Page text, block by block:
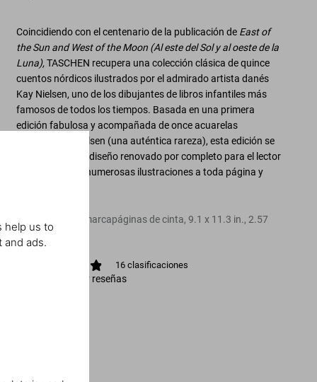
help us to
and ads.
Coincidiendo con el centenario de la publicación de East of
the Sun and West of the Moon (Al este del Sol y al oeste de la
Luna),TASCHEN recupera una colección clásica de quince
cuentos nórdicos ilustrados por el admirado artista danés
Kay Nielsen, uno de los dibujantes de libros infantiles más
famosos de todos los tiempos. Basada en una primera
edición fabulosa y acompañada de once acuarelas
originales de Nielsen (una auténtica rareza), esta edición se
presenta con un diseño renovado por completo para el lector
actual e incluye numerosas ilustraciones a toda página y
Tapa dura, con marcapáginas de cinta,9.1 x 11.3 in.,2.57
lb, 168 páginas
16 clasificaciones
Ver calificación y reseñas